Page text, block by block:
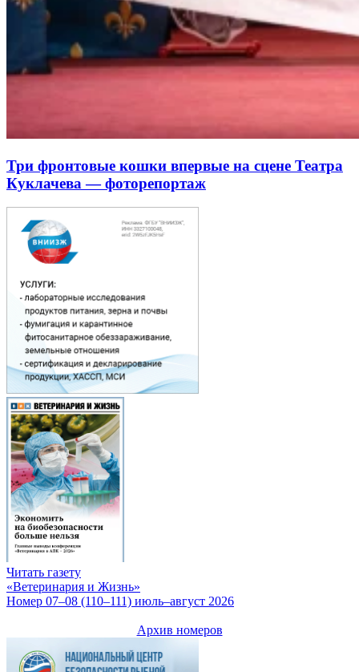
Три фронтовые кошки впервые на сцене Театра
Куклачева — фоторепортаж
Читать газету
«Ветеринария и Жизнь»
Номер 07–08 (110–111) июль–август 2026
Архив номеров